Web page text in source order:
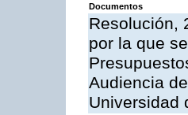
Documentos
Resolución,
por la que
Audiencia
Universidad